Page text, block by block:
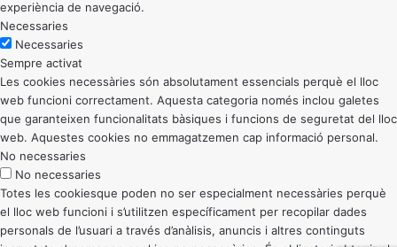
experiència de navegació.
Necessaries
Necessaries
Sempre activat
Les cookies necessàries són absolutament essencials perquè el lloc
web funcioni correctament. Aquesta categoria només inclou galetes
que garanteixen funcionalitats bàsiques i funcions de seguretat del lloc
web. Aquestes cookies no emmagatzemen cap informació personal.
No necessaries
No necessaries
Totes les cookiesque poden no ser especialment necessàries perquè
el lloc web funcioni i s’utilitzen específicament per recopilar dades
personals de l’usuari a través d’anàlisis, anuncis i altres continguts